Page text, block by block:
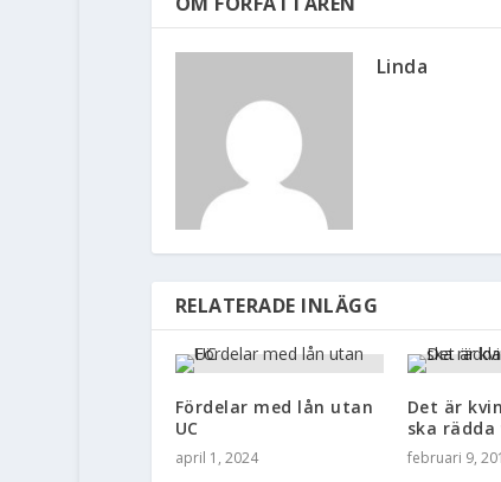
Linda
RELATERADE INLÄGG
Fördelar med lån utan
UC
april 1, 2024
Det är
ska rädda
februari 9,